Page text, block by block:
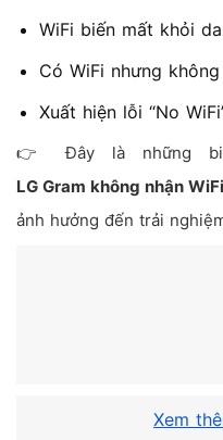
WiFi biến mất khỏi
Có WiFi nhưng
Xuất hiện lỗi “No
👉 Đây là những
LG Gram không nhận WiFi
ảnh hưởng đến trải
Xem